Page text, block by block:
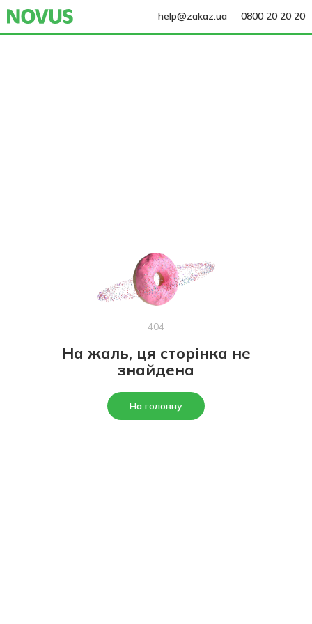
help@zakaz.ua 0800 20 20 20
404
На жаль, ця сторінка не
знайдена
На головну